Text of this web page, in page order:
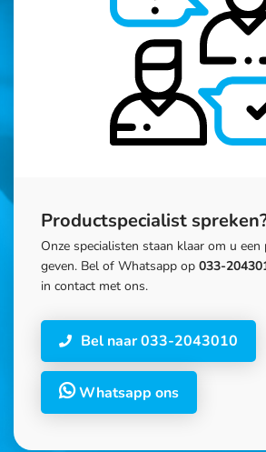
Productspecialist
Onze specialisten staan klaar om u een
geven. Bel of Whatsapp op 033-
in contact met ons.
Bel naar 033-2043010
Whatsapp ons